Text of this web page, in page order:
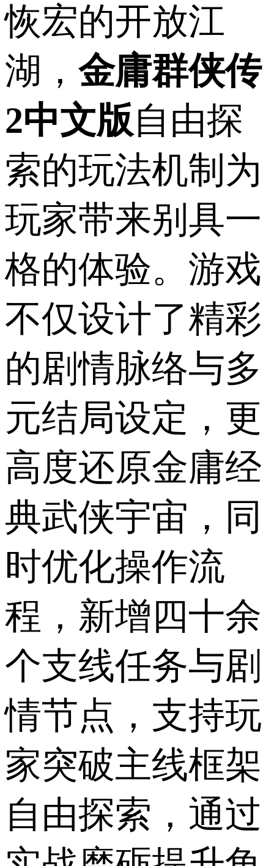
恢宏的开放江
湖， 金庸群侠传
2中文版自由探
索的玩法机制为
玩家带来别具一
格的体验。游戏
不仅设计了精彩
的剧情脉络与多
元结局设定，更
高度还原金庸经
典武侠宇宙，同
时优化操作流
程，新增四十余
个支线任务与剧
情节点，支持玩
家突破主线框架
自由探索，通过